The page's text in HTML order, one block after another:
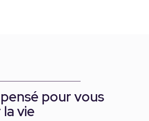
pour vous
vie